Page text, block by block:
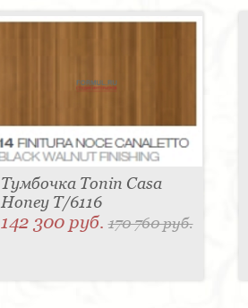
Тумбочка Tonin Casa
Honey T/6116
142 300 руб.170 760 руб.